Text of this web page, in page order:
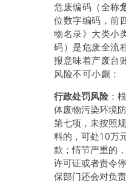
危废编码（全称
位数字编码，前
物名录》大类小
码）是危废全流
报意味着产废台
风险不可小觑：
行政处罚风险 ：
体废物污染环境
第七项，未按照
料的，可处10万
款；情节严重的
许可证或者责令
保部门还会对负